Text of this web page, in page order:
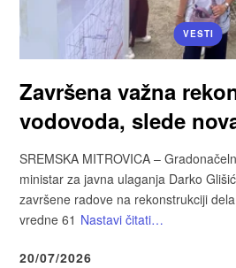
VESTI
Završena važna
vodovoda, slede
SREMSKA MITROVICA –
ministar za javna ulaganja Darko
završene radove na rekonstrukciji
vredne 61 Nastavi čitati…
20/07/2026